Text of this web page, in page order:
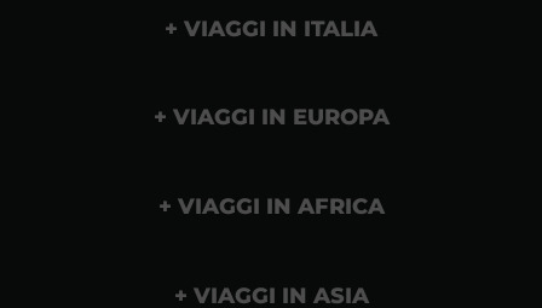
VIAGGI IN ITALIA
VIAGGI IN EUROPA
VIAGGI IN AFRICA
VIAGGI IN ASIA